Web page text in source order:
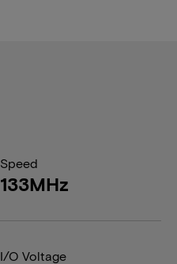
Speed
133MHz
I/O Voltage